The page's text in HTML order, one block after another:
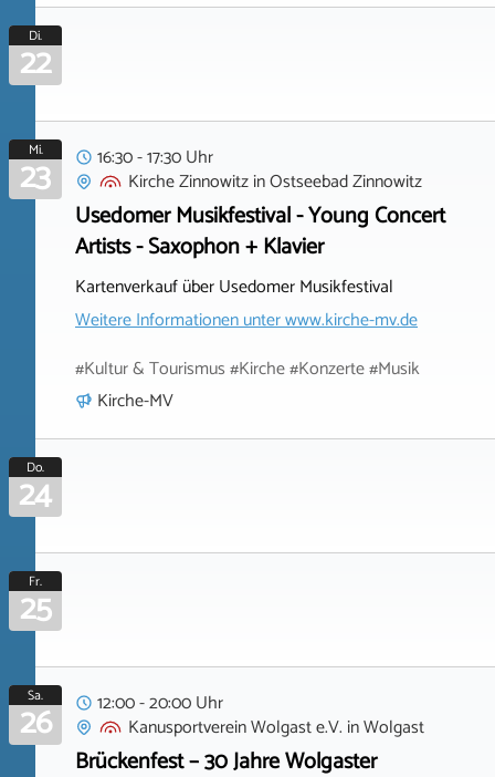
Di.
22
Mi.
23
16:30 - 17:30 Uhr
Kirche ZinnowitzinOstseebad Zinnowitz
Usedomer Musikfestival - Young Concert
Artists - Saxophon + Klavier
Kartenverkauf über Usedomer Musikfestival
Weitere Informationen unterwww.kirche-mv.de
#Kultur & Tourismus #Kirche #Konzerte #Musik
Kirche-MV
Do.
24
Fr.
25
Sa.
26
12:00 - 20:00 Uhr
Kanusportverein Wolgast e.V. inWolgast
Brückenfest – 30 Jahre Wolgaster